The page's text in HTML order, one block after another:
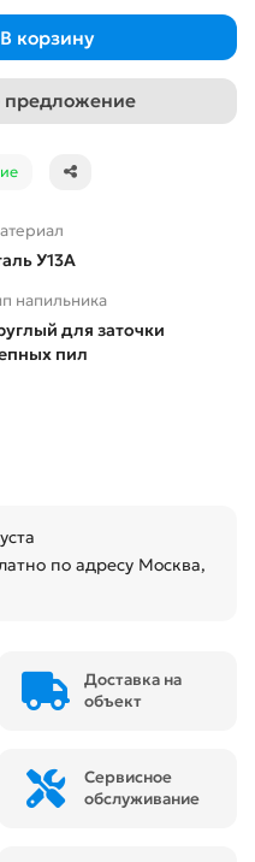
В корзину
предложение
У13А
напильника
для заточки
пил
по адресу Москва,
Доставка на
объект
Сервисное
обслуживание